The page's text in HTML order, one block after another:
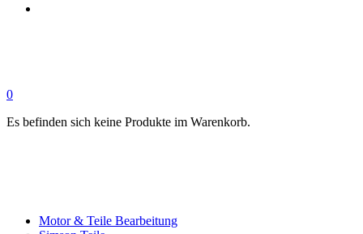
0
Es befinden sich keine Produkte im Warenkorb.
Motor & Teile Bearbeitung